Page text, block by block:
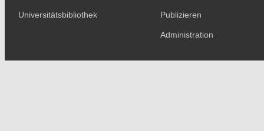
Universitätsbibliothek Publizieren
Administration